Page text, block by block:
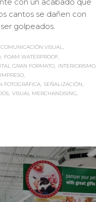
con un acabado que
cantos se dañen con
golpeados.
COMUNICACIÓN VISUAL
FOAM WATERPROOF
GRAN FORMATO
INTERIORISMO
FOTOGRÁFICA SEÑALIZACIÓN
VISUAL MERCHANDISING